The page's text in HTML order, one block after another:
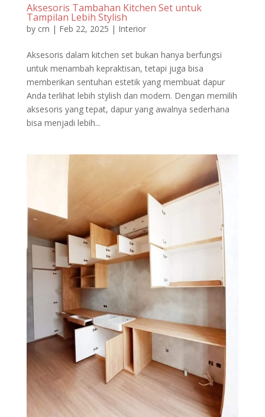
Aksesoris Tambahan Kitchen Set untuk
Tampilan Lebih Stylish
by crn | Feb 22, 2025 | Interior
Aksesoris dalam kitchen set bukan hanya berfungsi
untuk menambah kepraktisan, tetapi juga bisa
memberikan sentuhan estetik yang membuat dapur
Anda terlihat lebih stylish dan modern. Dengan memilih
aksesoris yang tepat, dapur yang awalnya sederhana
bisa menjadi lebih...